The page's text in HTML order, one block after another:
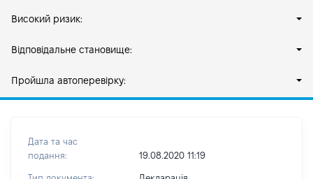
Високий ризик:
Відповідальне становище:
Пройшла автоперевірку:
Дата та час
подання:
19.08.2020 11:19